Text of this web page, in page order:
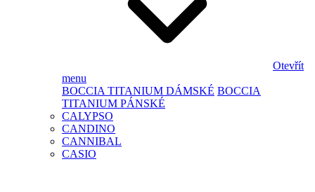
Otevřít
menu
BOCCIA TITANIUM DÁMSKÉ BOCCIA
TITANIUM PÁNSKÉ
CALYPSO
CANDINO
CANNIBAL
CASIO